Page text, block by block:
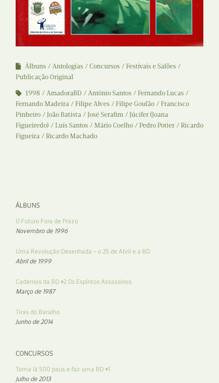
Álbuns Antologias Concursos
Festivais e Salões
Publicação Original
1998
AmadoraBD António Santos
Fernando Lucas
Fernando Madeira
Filipe Alves Filipe Goulão
Francisco
Pinheiro
João Batista José Serafim
Júcifer (Joana
Figueiredo)
Luís Santos Mário Coelho Pedro Potier
Ricardo
Figueira
Ricardo Machado
ÁLBUNS
O Futuro Fora de Prazo
Novembro de 1996
Uma Revolução Desenhada – o 25 de Abril e a BD
Abril de 1999
Cadernos da BD #2 Os Espíritos Assassinos.
Março de 1987
Tiras do Baralho
Junho de 2014
CONCURSOS
Toma lá 500 paus e faz uma BD #1
Julho de 2013